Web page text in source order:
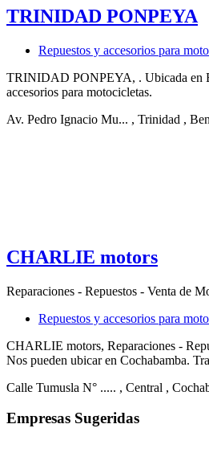
TRINIDAD PONPEYA
Repuestos y accesorios para
TRINIDAD PONPEYA, . Ubicada en
accesorios para motocicletas.
Av. Pedro Ignacio Mu... , Trinidad ,
CHARLIE motors
Reparaciones - Repuestos - Venta de
Repuestos y accesorios para
CHARLIE motors, Reparaciones -
Nos pueden ubicar en Cochabamba.
Calle Tumusla N° ..... , Central ,
Empresas Sugeridas